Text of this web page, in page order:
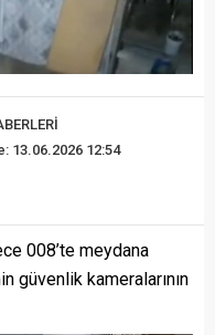
13.06.2026 12:54
008’te meydana
güvenlik kameralarının